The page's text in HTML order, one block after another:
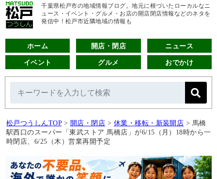
千葉県松戸市の地域情報ブログ。地元に根づいたローカルなニ
ュース・イベント・グルメ・お店の開店閉店情報などのネタを
発信中！松戸市近隣地域の情報も
ホーム 開店・閉店 ニュース
イベント グルメ おでかけ
松戸つうしんTOP > 開店・閉店 > 休業・移転・新装開店 > 馬橋
駅西口のスーパー「東武ストア 馬橋店」が6/15（月）18時から一
時閉店、6/25（木）営業再開予定